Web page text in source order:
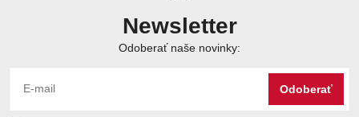
Newsletter
Odoberať naše novinky:
Odoberať